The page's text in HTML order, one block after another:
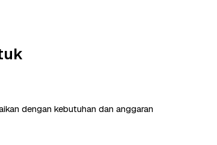
dengan kebutuhan dan anggaran